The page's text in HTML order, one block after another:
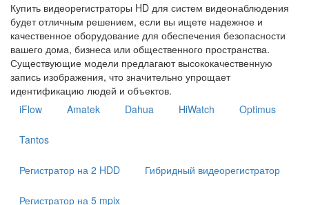
Купить видеорегистраторы HD для систем видеонаблюдения
будет отличным решением, если вы ищете надежное и
качественное оборудование для обеспечения безопасности
вашего дома, бизнеса или общественного пространства.
Существующие модели предлагают высококачественную
запись изображения, что значительно упрощает
идентификацию людей и объектов.
iFlow
Amatek Dahua HiWatch Optimus
Tantos
Регистратор на 2 HDD Гибридный видеорегистратор
Регистратор на 5 mpix